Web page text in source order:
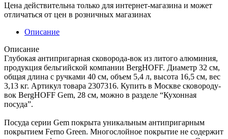
Цена действительна только для интернет-магазина и может
отличаться от цен в розничных магазинах
Описание
Описание
Глубокая антипригарная сковорода-вок из литого алюминия,
продукция бельгийской компании BergHOFF. Диаметр 32 см,
общая длина с ручками 40 см, объем 5,4 л, высота 16,5 см, вес
3,13 кг. Артикул товара 2307316. Купить в Москве сковороду-
вок BergHOFF Gem, 28 см, можно в разделе “Кухонная
посуда”.
Посуда серии Gem покрыта уникальным антипригарным
покрытием Ferno Green. Многослойное покрытие не содержит